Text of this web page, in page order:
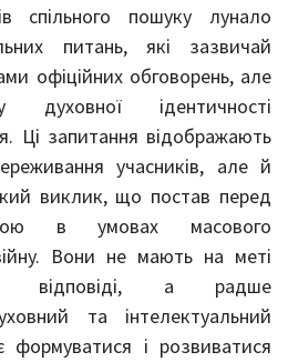
спільного пошуку лунало
питань, які зазвичай
офіційних обговорень, але
духовної ідентичності
Ці запитання відображають
учасників, але й
виклик, що постав перед
в умовах масового
Вони не мають на меті
відповіді, а радше
та інтелектуальний
формуватися і розвиватися